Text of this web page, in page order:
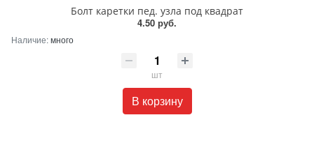
Болт каретки пед. узла под квадрат
4.50 руб.
Наличие:много
шт
В корзину